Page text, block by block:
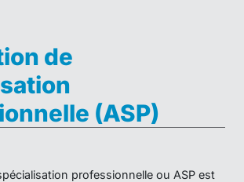
de
(ASP)
professionnelle ou ASP est